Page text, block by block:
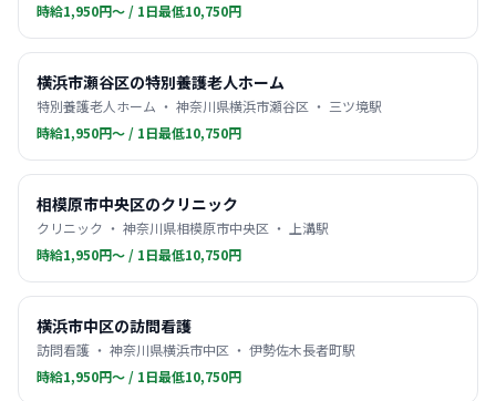
時給1,950円〜 / 1日最低10,750円
横浜市瀬谷区の特別養護老人ホーム
特別養護老人ホーム ・ 神奈川県横浜市瀬谷区 ・ 三ツ境駅
時給1,950円〜 / 1日最低10,750円
相模原市中央区のクリニック
クリニック ・ 神奈川県相模原市中央区 ・ 上溝駅
時給1,950円〜 / 1日最低10,750円
横浜市中区の訪問看護
訪問看護 ・ 神奈川県横浜市中区 ・ 伊勢佐木長者町駅
時給1,950円〜 / 1日最低10,750円